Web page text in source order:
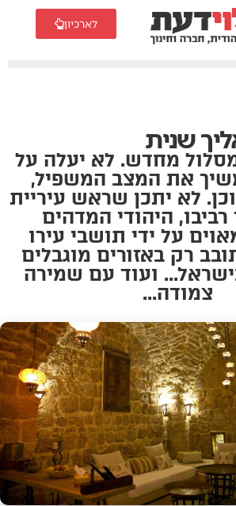
לארכיון
שנית
מחדש. לא יעלה על
את המצב המשפיל,
לא יתכן שראש עיריית
רביבו, היהודי המדהים
על ידי תושבי עירו
רק באזורים מוגבלים
ועוד עם שמירה
צמודה...